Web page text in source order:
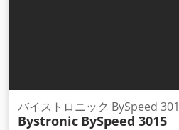
バイストロニック BySpeed
Bystronic BySpeed 3015